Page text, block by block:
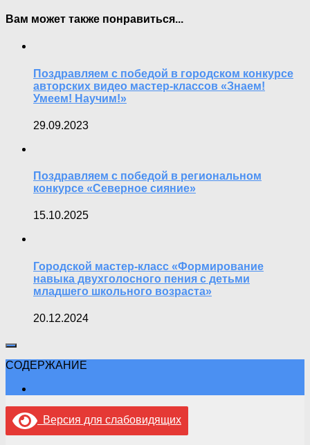
Вам может также понравиться...
Поздравляем с победой в городском конкурсе
авторских видео мастер-классов «Знаем!
Умеем! Научим!»
29.09.2023
Поздравляем с победой в региональном
конкурсе «Северное сияние»
15.10.2025
Городской мастер-класс «Формирование
навыка двухголосного пения с детьми
младшего школьного возраста»
20.12.2024
СОДЕРЖАНИЕ
Версия для слабовидящих